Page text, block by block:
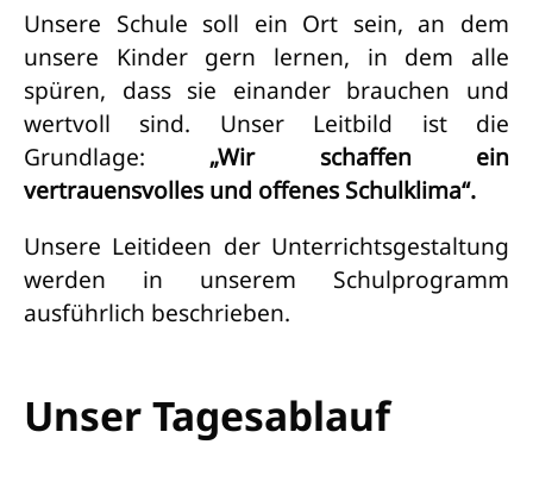
Unsere Schule soll ein Ort sein, an dem
unsere Kinder gern lernen, in dem alle
spüren, dass sie einander brauchen und
wertvoll sind. Unser Leitbild ist die
Grundlage: „Wir schaffen ein
vertrauensvolles und offenes Schulklima“.
Unsere Leitideen der Unterrichtsgestaltung
werden in unserem Schulprogramm
ausführlich beschrieben.
Unser Tagesablauf